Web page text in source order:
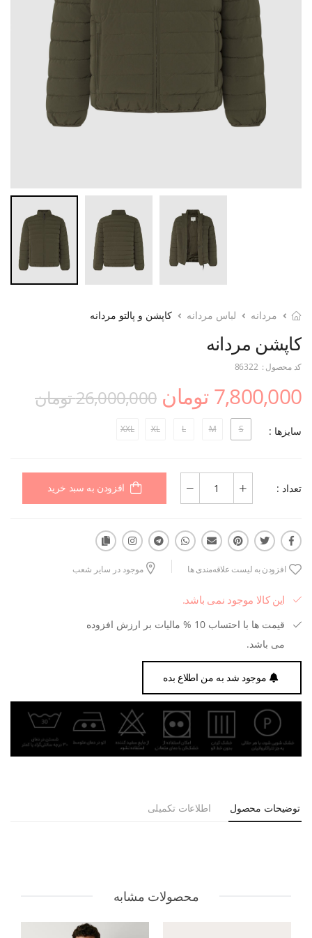
مردانه لباس مردانه کاپشن و پالتو مردانه
کاپشن مردانه
کد محصول : 86322
7,800,000 تومان 26,000,000 تومان
سایزها : S
M
L
XL
XXL
تعداد : افزودن به سبد خرید
افزودن به لیست علاقه‌مندی ها موجود در سایر شعب
این کالا موجود نمی باشد.
قیمت ها با احتساب 10 % مالیات بر ارزش افزوده
می باشد.
موجود شد به من اطلاع بده
توضیحات محصول اطلاعات تکمیلی
محصولات مشابه